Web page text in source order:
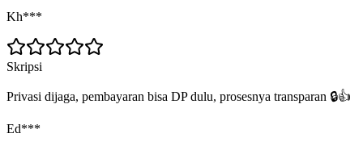
Kh***
Skripsi
Privasi dijaga, pembayaran bisa DP dulu, prosesnya transparan 🔒👍
Ed***